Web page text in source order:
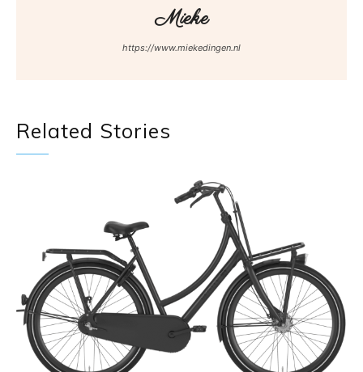
Mieke
https://www.miekedingen.nl
Related Stories